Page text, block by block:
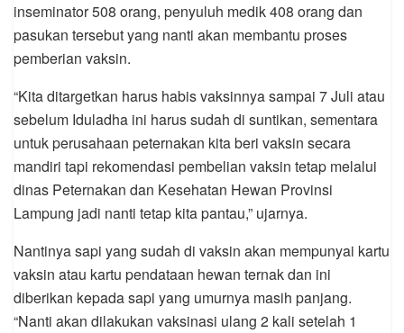
inseminator 508 orang, penyuluh medik 408 orang dan
pasukan tersebut yang nanti akan membantu proses
pemberian vaksin.
“Kita ditargetkan harus habis vaksinnya sampai 7 Juli atau
sebelum Iduladha ini harus sudah di suntikan, sementara
untuk perusahaan peternakan kita beri vaksin secara
mandiri tapi rekomendasi pembelian vaksin tetap melalui
dinas Peternakan dan Kesehatan Hewan Provinsi
Lampung jadi nanti tetap kita pantau,” ujarnya.
Nantinya sapi yang sudah di vaksin akan mempunyai kartu
vaksin atau kartu pendataan hewan ternak dan ini
diberikan kepada sapi yang umurnya masih panjang.
“Nanti akan dilakukan vaksinasi ulang 2 kali setelah 1